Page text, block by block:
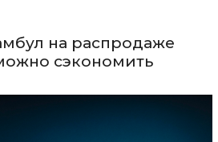
на распродаже
сэкономить